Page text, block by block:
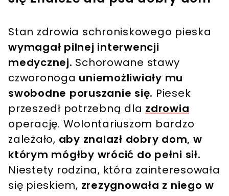
Stan zdrowia schroniskowego pieska
wymagał pilnej interwencji
medycznej. Schorowane stawy
czworonoga uniemożliwiały mu
swobodne poruszanie się. Piesek
przeszedł potrzebną dla zdrowia
operację. Wolontariuszom bardzo
zależało, aby znalazł dobry dom, w
którym mógłby wrócić do pełni sił.
Niestety rodzina, która zainteresowała
się pieskiem, zrezygnowała z niego w